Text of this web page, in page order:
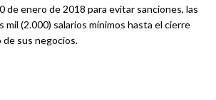
de enero de 2018 para evitar sanciones, las
mil (2.000) salarios mínimos hasta el cierre
sus negocios.